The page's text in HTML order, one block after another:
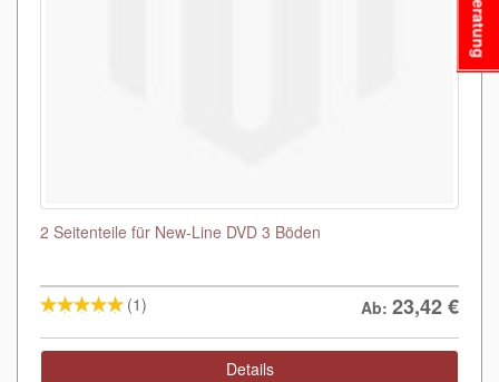
2 Seitenteile für New-Line DVD 3 Böden
(1) Ab: 23,42€
Details
Beratung